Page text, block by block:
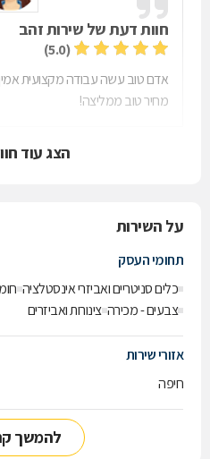
חוות דעת של שירות זהב
(5.0)
אדם טוב עשה עבודה מקצועית
מחיר טוב ממליצה!
הצג עוד
על השירות
תחומי העסק
כלים סניטריים ואביזרי אינסטלציה
צבעים - מכירה צינורות ואביזרים
אזורי שירות
חיפה
להמשך